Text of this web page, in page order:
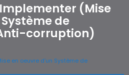
Implementer (Mise
de
corruption)
en oeuvre d’un Système de